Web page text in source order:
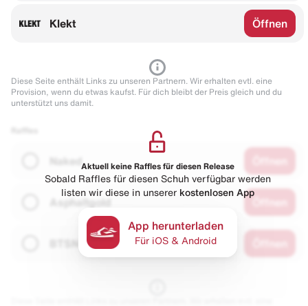
Klekt Öffnen
Diese Seite enthält Links zu unseren Partnern. Wir erhalten evtl. eine
Provision, wenn du etwas kaufst. Für dich bleibt der Preis gleich und du
unterstützt uns damit.
Naked
Asphaltgold
Aktuell keine Raffles für diesen Release
Sobald Raffles für diesen Schuh verfügbar werden
listen wir diese in unserer kostenlosen App
App herunterladen
Für iOS & Android